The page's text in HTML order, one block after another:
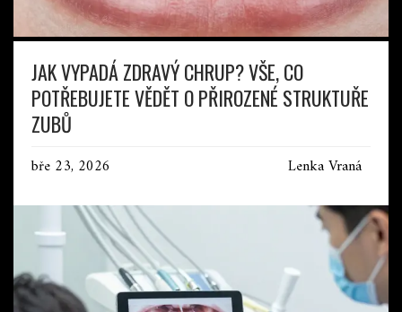
JAK VYPADÁ ZDRAVÝ CHRUP? VŠE, CO
POTŘEBUJETE VĚDĚT O PŘIROZENÉ STRUKTUŘE
ZUBŮ
bře 23, 2026 Lenka Vraná